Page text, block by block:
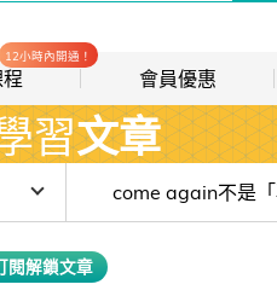
12小時內開通！
會員優惠
歡迎加入常春藤
會員推薦分潤計畫 new
我的音檔收聽櫃new
會員限定活動
習文章
閱解鎖文章